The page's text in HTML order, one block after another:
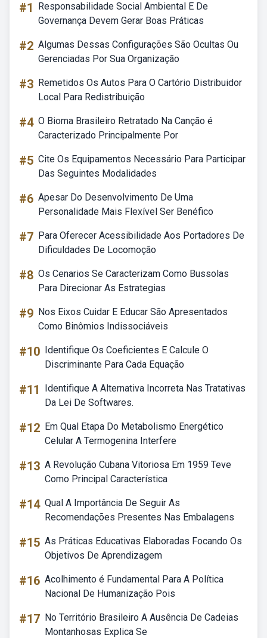
#1
Responsabilidade Social Ambiental E De
Governança Devem Gerar Boas Práticas
#2 Algumas Dessas Configurações São Ocultas Ou
Gerenciadas Por Sua Organização
#3 Remetidos Os Autos Para O Cartório Distribuidor
Local Para Redistribuição
#4 O Bioma Brasileiro Retratado Na Canção é
Caracterizado Principalmente Por
#5 Cite Os Equipamentos Necessário Para Participar
Das Seguintes Modalidades
#6 Apesar Do Desenvolvimento De Uma
Personalidade Mais Flexível Ser Benéfico
#7 Para Oferecer Acessibilidade Aos Portadores De
Dificuldades De Locomoção
#8 Os Cenarios Se Caracterizam Como Bussolas
Para Direcionar As Estrategias
#9 Nos Eixos Cuidar E Educar São Apresentados
Como Binômios Indissociáveis
#10 Identifique Os Coeficientes E Calcule O
Discriminante Para Cada Equação
#11
Identifique A Alternativa Incorreta Nas Tratativas
Da Lei De Softwares.
#12 Em Qual Etapa Do Metabolismo Energético
Celular A Termogenina Interfere
#13 A Revolução Cubana Vitoriosa Em 1959 Teve
Como Principal Característica
#14 Qual A Importância De Seguir As
Recomendações Presentes Nas Embalagens
#15 As Práticas Educativas Elaboradas Focando Os
Objetivos De Aprendizagem
#16 Acolhimento é Fundamental Para A Política
Nacional De Humanização Pois
#17 No Território Brasileiro A Ausência De Cadeias
Montanhosas Explica Se